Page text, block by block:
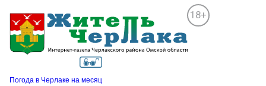
18+
Погода в Черлаке на месяц